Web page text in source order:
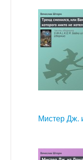
Мистер Дж.